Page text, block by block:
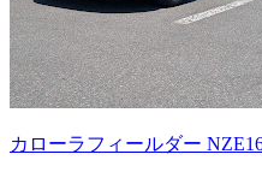
カローラフィールダー